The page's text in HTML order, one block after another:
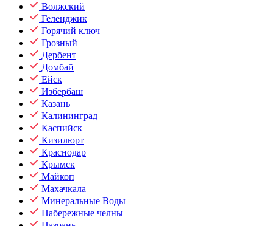
Волжский
Геленджик
Горячий ключ
Грозный
Дербент
Домбай
Ейск
Избербаш
Казань
Калининград
Каспийск
Кизилюрт
Краснодар
Крымск
Майкоп
Махачкала
Минеральные Воды
Набережные челны